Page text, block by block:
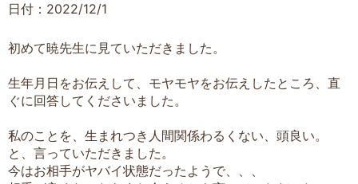
日付：2022/12/1
初めて暁先生に見ていただきました。
生年月日をお伝えして、モヤモヤをお伝えしたところ、直
ぐに回答してくださいました。
私のことを、生まれつき人間関係わるくない、頭良い。
と、言っていただきました。
今はお相手がヤバイ状態だったようで、、、